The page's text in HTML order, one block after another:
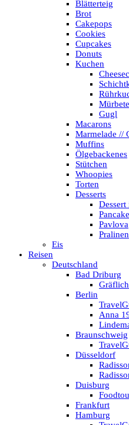
Blätterteig
Brot
Cakepops
Cookies
Cupcakes
Donuts
Kuchen
Gugl
Macarons
Marmelade //
Muffins
Ölgebackenes
Stütchen
Whoopies
Torten
Desserts
Dessert
Pavlova
Pralinen
Eis
Reisen
Deutschland
Bad Driburg
Berlin
Anna
Braunschweig
Düsseldorf
Duisburg
Frankfurt
Hamburg